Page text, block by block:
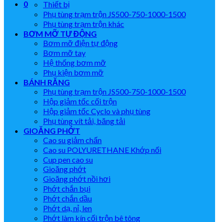
0
Thiết bị
Phụ tùng trạm trộn JS500-750-1000-1500
Phụ tùng trạm trộn khác
BƠM MỠ TỰ ĐỘNG
Bơm mỡ điện tự động
Bơm mỡ tay
Hệ thống bơm mỡ
Phụ kiện bơm mỡ
BÁNH RĂNG
Phụ tùng trạm trộn JS500-750-1000-1500
Hộp giảm tốc cối trộn
Hộp giảm tốc Cyclo và phụ tùng
Phụ tùng vít tải, băng tải
GIOĂNG PHỚT
Cao su giảm chấn
Cao su POLYURETHANE Khớp nối
Cup pen cao su
Gioăng phớt
Gioăng phớt nồi hơi
Phớt chắn bụi
Phớt chắn dầu
Phớt dạ, nỉ, len
Phớt làm kín cối trộn bê tông